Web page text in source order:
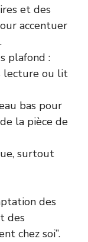
et des
accentuer
plafond :
lecture ou lit
bas pour
la pièce de
surtout
des
des
chez soi”.